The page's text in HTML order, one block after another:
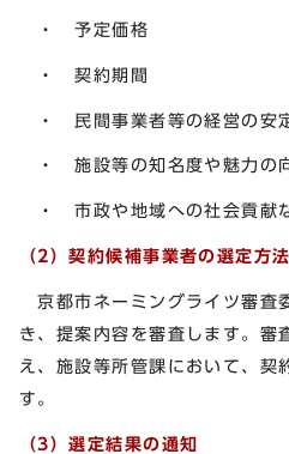
・ 予定価格
・ 契約期間
・ 民間事業者等の経営の安
・ 施設等の知名度や魅力の
・ 市政や地域への社会貢
（2）契約候補事業者の選定方法
京都市ネーミングライツ審査
き、提案内容を審査します。審
え、施設等所管課において、契
す。
（3）選定結果の通知